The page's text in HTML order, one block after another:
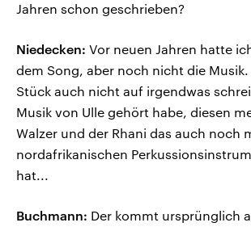
Jahren schon geschrieben?
Niedecken: Vor neuen Jahren hatte
dem Song, aber noch nicht die
Stück auch nicht auf irgendwas
Musik von Ulle gehört habe, diesen
Walzer und der Rhani das auch noch
nordafrikanischen
hat...
Buchmann: Der kommt ursprünglich